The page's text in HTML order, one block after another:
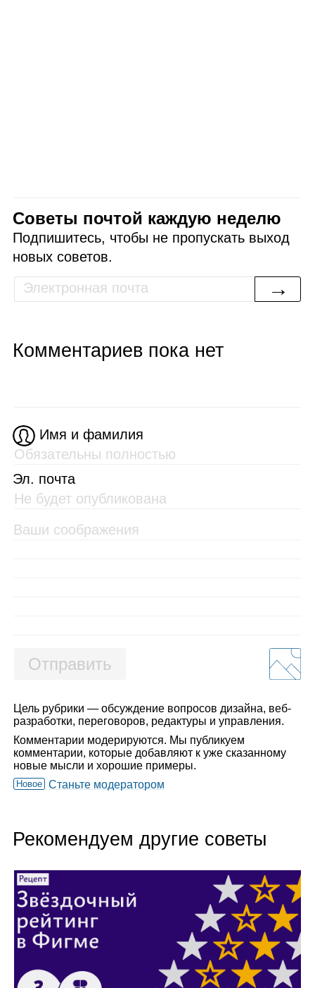
Советы почтой каждую неделю
Подпишитесь, чтобы не пропускать выход
новых советов.
→
Комментариев пока нет
Имя и фамилия
Эл. почта
Отправить
Цель рубрики — обсуждение вопросов дизайна, веб-
разработки, переговоров, редактуры и управления.
Комментарии модерируются. Мы публикуем
комментарии, которые добавляют к уже сказанному
новые мысли и хорошие примеры.
Новое Станьте модератором
Рекомендуем другие советы